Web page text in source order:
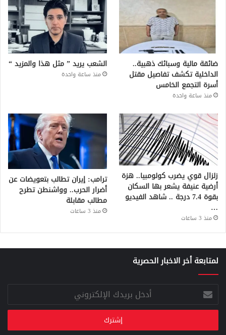
ضائقة مالية وسبائك ذهبية..
الداخلية تكشف تفاصيل مقتل
أسرة التجمع الخامس
منذ ساعة واحدة
الشعب يريد ” مثل هذا والمزيد “
منذ ساعة واحدة
زلزال قوي يضرب كولومبيا.. هزة
أرضية عنيفة يشعر بها السكان
بقوة 7.4 درجة .. شاهد الفيديو
…
منذ 3 ساعات
ترامب: إيران تطالب بتعويضات عن
أضرار الحرب.. وواشنطن تطرح
مطالب مقابلة
منذ 3 ساعات
لمتابعة أخر الاخبار الحصرية
أدخل
بريدك
الإلكتروني